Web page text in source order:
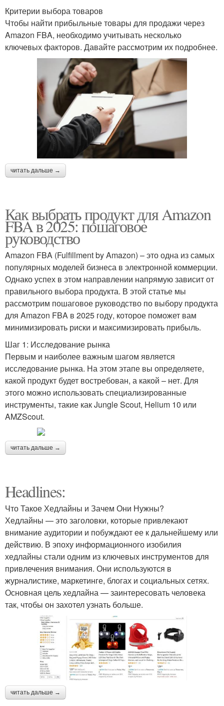
Критерии выбора товаров
Чтобы найти прибыльные товары для продажи через
Amazon FBA, необходимо учитывать несколько
ключевых факторов. Давайте рассмотрим их подробнее.
читать дальше →
Как выбрать продукт для Amazon
FBA в 2025: пошаговое
руководство
Amazon FBA (Fulfillment by Amazon) – это одна из самых
популярных моделей бизнеса в электронной коммерции.
Однако успех в этом направлении напрямую зависит от
правильного выбора продукта. В этой статье мы
рассмотрим пошаговое руководство по выбору продукта
для Amazon FBA в 2025 году, которое поможет вам
минимизировать риски и максимизировать прибыль.
Шаг 1: Исследование рынка
Первым и наиболее важным шагом является
исследование рынка. На этом этапе вы определяете,
какой продукт будет востребован, а какой – нет. Для
этого можно использовать специализированные
инструменты, такие как Jungle Scout, Helium 10 или
AMZScout.
читать дальше →
Headlines:
Что Такое Хедлайны и Зачем Они Нужны?
Хедлайны — это заголовки, которые привлекают
внимание аудитории и побуждают ее к дальнейшему или
действию. В эпоху информационного изобилия
хедлайны стали одним из ключевых инструментов для
привлечения внимания. Они используются в
журналистике, маркетинге, блогах и социальных сетях.
Основная цель хедлайна — заинтересовать человека
так, чтобы он захотел узнать больше.
читать дальше →